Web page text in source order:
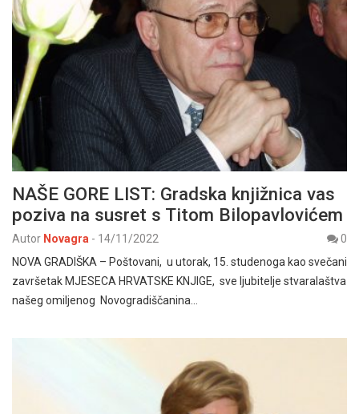
NAŠE GORE LIST: Gradska knjižnica vas
poziva na susret s Titom Bilopavlovićem
Autor Novagra - 14/11/2022
0
NOVA GRADIŠKA – Poštovani, u utorak, 15. studenoga kao svečani
završetak MJESECA HRVATSKE KNJIGE, sve ljubitelje stvaralaštva
našeg omiljenog Novogradiščanina…